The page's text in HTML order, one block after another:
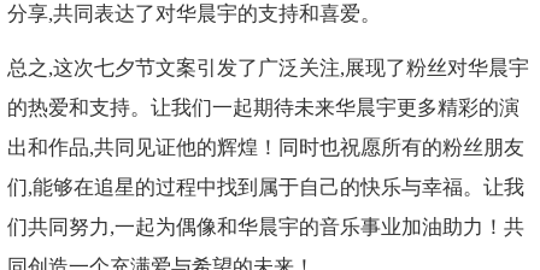
分享,共同表达了对华晨宇的支持和喜爱。
总之,这次七夕节文案引发了广泛关注,展现了粉丝对华晨宇
的热爱和支持。让我们一起期待未来华晨宇更多精彩的演
出和作品,共同见证他的辉煌！同时也祝愿所有的粉丝朋友
们,能够在追星的过程中找到属于自己的快乐与幸福。让我
们共同努力,一起为偶像和华晨宇的音乐事业加油助力！共